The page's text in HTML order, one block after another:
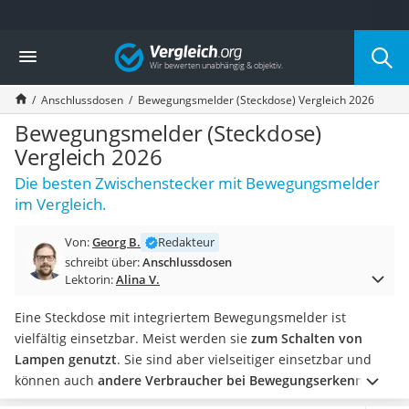
Die beliebtesten Vergleiche nach Kategorie
Baumarkt
Tresor feuerfest
Makita-Akku-Rasenmäher
Kappsäge
Smartes Türschloss
Akku-Rasentrimmer
Feuchtigkeitsmessgerät
Split-Klimaanlage 2 Innengeräte
Bohrmaschine
Tiefbrunnenpumpe
Hochdruckreiniger
Doppelschleifer
Überwachungskamera
Benzinrasenmäher mit Elektrostart
Akku-Laubsauger
Vergleich
Anschlussdosen Bewegungsmelder (Steckdose) Vergleich 2026
Bewegungsmelder (Steckdose)
Vergleich 2026
Die besten Zwischenstecker mit Bewegungsmelder
im Vergleich.
Von:Georg B.
Redakteur
schreibt über:Anschlussdosen
Lektorin:Alina V.
Eine Steckdose mit integriertem Bewegungsmelder ist
vielfältig einsetzbar. Meist werden sie zum Schalten von
Lampen genutzt. Sie sind aber vielseitiger einsetzbar und
können auch andere Verbraucher bei Bewegungserkennung
mit Energie versorgen. Wichtig ist, dass die Leistung der